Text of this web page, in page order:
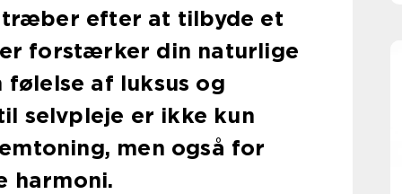
efter at tilbyde et
forstærker din naturlige
følelse af luksus og
selvpleje er ikke kun
men også for
harmoni.